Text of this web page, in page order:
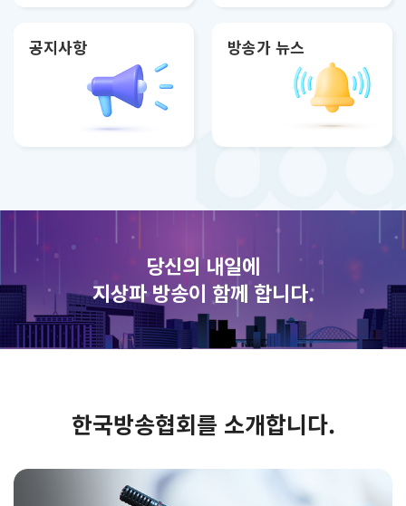
공지사항 방송가 뉴스
당신의 내일에
지상파 방송이 함께 합니다.
한국방송협회를 소개합니다.